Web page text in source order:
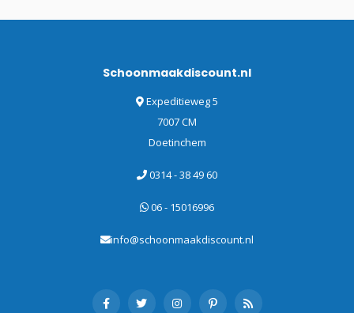
Schoonmaakdiscount.nl
Expeditieweg 5
7007 CM
Doetinchem
0314 - 38 49 60
06 - 15016996
info@schoonmaakdiscount.nl